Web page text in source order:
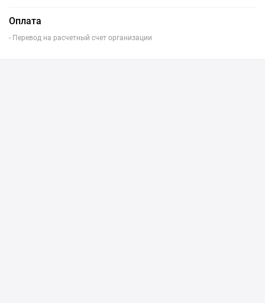
Оплата
- Перевод на расчетный счет организации